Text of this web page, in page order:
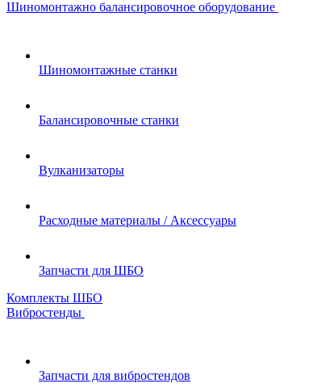
Шиномонтажно балансировочное оборудование
Шиномонтажные станки
Балансировочные станки
Вулканизаторы
Расходные материалы / Аксессуары
Запчасти для ШБО
Комплекты ШБО
Вибростенды
Запчасти для вибростендов